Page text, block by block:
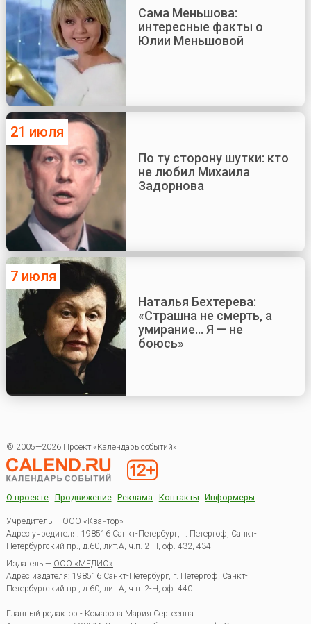
Сама Меньшова:
интересные факты о
Юлии Меньшовой
21 июля
По ту сторону шутки: кто
не любил Михаила
Задорнова
7 июля
Наталья Бехтерева:
«Страшна не смерть, а
умирание... Я — не
боюсь»
© 2005—2026 Проект «Календарь событий»
О проекте Продвижение Реклама Контакты Информеры
Учредитель — ООО «Квантор»
Адрес учредителя: 198516 Санкт-Петербург, г. Петергоф, Санкт-
Петербургский пр., д.60, лит.А, ч.п. 2-Н, оф. 432, 434
Издатель — ООО «МЕДИО»
Адрес издателя: 198516 Санкт-Петербург, г. Петергоф, Санкт-
Петербургский пр., д.60, лит.А, ч.п. 2-Н, оф. 440
Главный редактор - Комарова Мария Сергеевна